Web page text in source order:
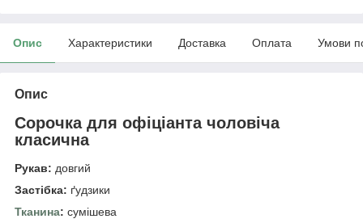
Опис Характеристики Доставка Оплата Умови
Опис
Сорочка для офіціанта чоловіча
класична
Рукав: довгий
Застібка: ґудзики
Тканина: сумішева